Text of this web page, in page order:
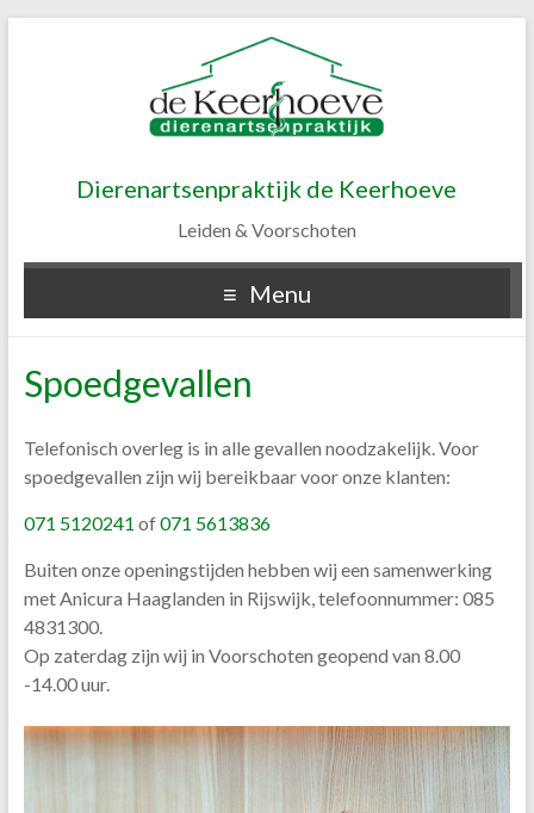
Dierenartsenpraktijk de Keerhoeve
Leiden & Voorschoten
Menu
Spoedgevallen
Telefonisch overleg is in alle gevallen noodzakelijk. Voor
spoedgevallen zijn wij bereikbaar voor onze klanten:
071 5120241 of071 5613836
Buiten onze openingstijden hebben wij een samenwerking
met Anicura Haaglanden in Rijswijk, telefoonnummer: 085
4831300.
Op zaterdag zijn wij in Voorschoten geopend van 8.00
-14.00 uur.